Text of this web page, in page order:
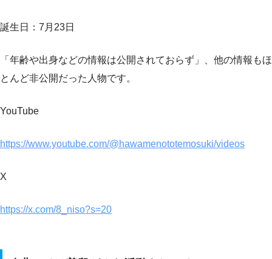
誕生日：7月23日
「年齢や出身などの情報は公開されておらず」、他の情報もほ
とんど非公開だった人物です。
YouTube
https://www.youtube.com/@hawamenototemosuki/videos
X
https://x.com/8_niso?s=20